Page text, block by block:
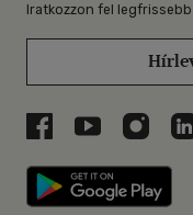
Iratkozzon fel
Libri aLibri aLibri